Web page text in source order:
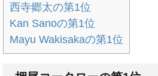
西寺郷太の第1位
Kan Sanoの第1位
Mayu Wakisakaの第1位